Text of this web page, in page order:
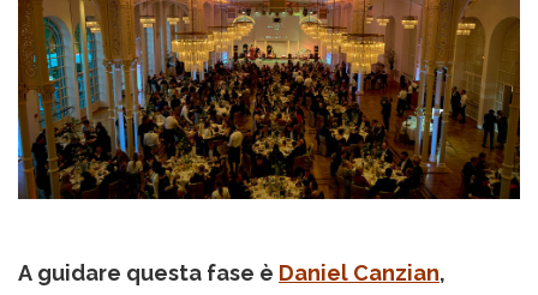
A guidare questa fase è Daniel Canzian,